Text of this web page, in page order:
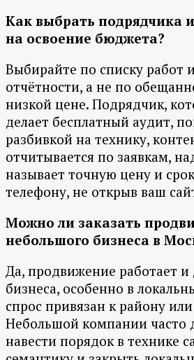
Как выбрать подрядчика
на освоение бюджета?
Выбирайте по списку работ
отчётности, а не по
низкой цене. Подрядчик,
делает бесплатный аудит,
разбивкой на технику,
отчитывается по заявкам,
называет точную цену и
телефону, не открыв ваш
Можно ли заказать
небольшого бизнеса в
Да, продвижение работает и
бизнеса, особенно в
спрос привязан к району
Небольшой компании часто
навести порядок в технике